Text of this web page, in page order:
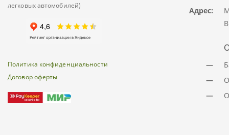
легковых автомобилей)
Политика конфиденциальности
Договор оферты
Адрес:
—
—
—